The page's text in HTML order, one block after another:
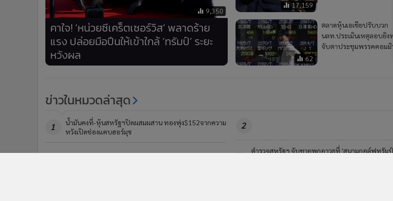
9,350
คาใจ! ‘หน่วยซีเคร็ตเซอร์วิส’ พลาดร้าย
แรง ปล่อยมือปืนให้เข้าใกล้ ‘ทรัมป์’ ระยะ
หวังผล
17,159
62
ตลาดหุ้นเอเชียปรับบวก
นลท.ประเมินเหตุลอบยิง
จับตาประชุมพรรคคอม
ข่าวในหมวดล่าสุด
1
น้ำมันคงที่-หุ้นสหรัฐฯปิดผสมผสาน ทองพุ่ง$152จากความ
หวังเปิดช่องแคบฮอร์มุซ
2
ตำรวจสหรัฐฯ จับชายพกอาวุธที่ 'สนามกอล์ฟทรัมป์' ใน
ทั่วโลกจับตา! ชิ้นส่วนจรวด Falcon 9 ของ